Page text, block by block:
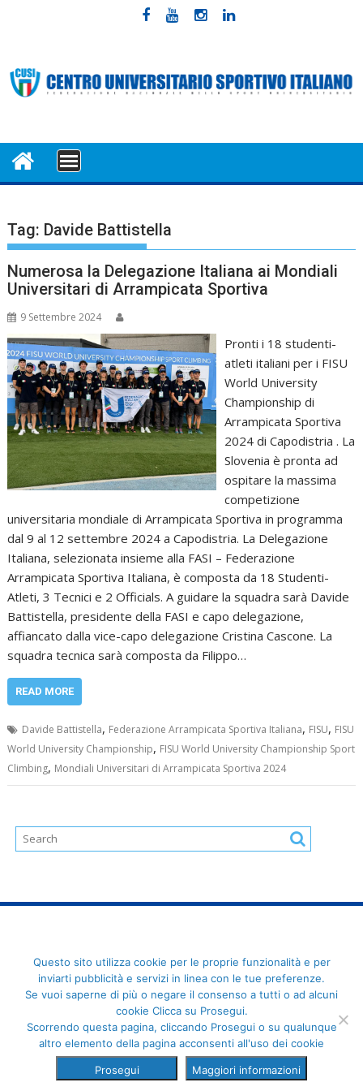
MENU
Tag: Davide Battistella
Numerosa la Delegazione Italiana ai Mondiali
Universitari di Arrampicata Sportiva
9 Settembre 2024
Pronti i 18 studenti-
atleti italiani per i FISU
World University
Championship di
Arrampicata Sportiva
2024 di Capodistria . La
Slovenia è pronta ad
ospitare la massima
competizione
universitaria mondiale di Arrampicata Sportiva in programma
dal 9 al 12 settembre 2024 a Capodistria. La Delegazione
Italiana, selezionata insieme alla FASI – Federazione
Arrampicata Sportiva Italiana, è composta da 18 Studenti-
Atleti, 3 Tecnici e 2 Officials. A guidare la squadra sarà Davide
Battistella, presidente della FASI e capo delegazione,
affiancato dalla vice-capo delegazione Cristina Cascone. La
squadra tecnica sarà composta da Filippo…
READ MORE
Davide Battistella, Federazione Arrampicata Sportiva Italiana, FISU, FISU
World University Championship, FISU World University Championship Sport
Climbing, Mondiali Universitari di Arrampicata Sportiva 2024
FederCUSI: Federazione Italiana dello Sport Universitario - Via
Angelo Brofferio, 7 - 00195 Roma - C.F. 80109270589
Questo sito utilizza cookie per le proprie funzionalità e per
inviarti pubblicità e servizi in linea con le tue preferenze.
Se vuoi saperne di più o negare il consenso a tutti o ad alcuni
cookie Clicca su Prosegui.
Scorrendo questa pagina, cliccando Prosegui o su qualunque
altro elemento della pagina acconsenti all'uso dei cookie
Prosegui Maggiori informazioni